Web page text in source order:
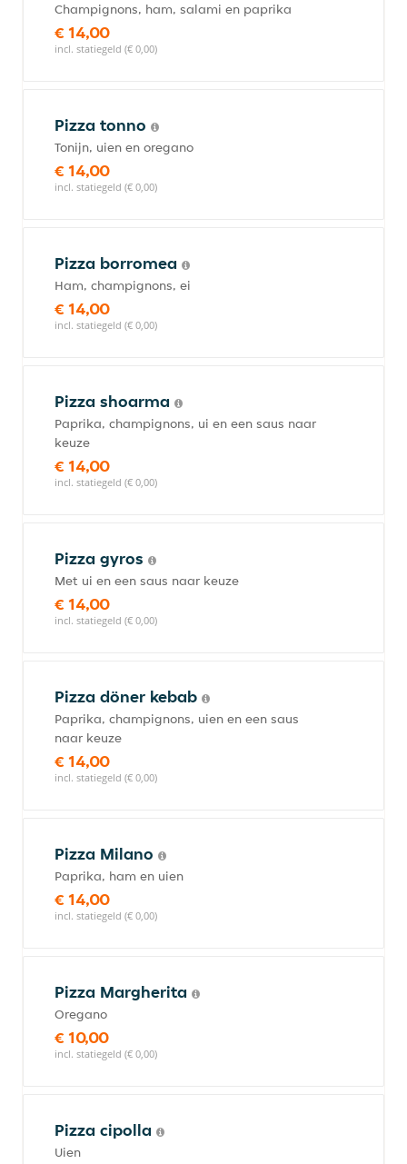
Champignons, ham, salami en paprika
€ 14,00
incl. statiegeld (€ 0,00)
Pizza tonno
Tonijn, uien en oregano
€ 14,00
incl. statiegeld (€ 0,00)
Pizza borromea
Ham, champignons, ei
€ 14,00
incl. statiegeld (€ 0,00)
Pizza shoarma
Paprika, champignons, ui en een saus naar
keuze
€ 14,00
incl. statiegeld (€ 0,00)
Pizza gyros
Met ui en een saus naar keuze
€ 14,00
incl. statiegeld (€ 0,00)
Pizza döner kebab
Paprika, champignons, uien en een saus
naar keuze
€ 14,00
incl. statiegeld (€ 0,00)
Pizza Milano
Paprika, ham en uien
€ 14,00
incl. statiegeld (€ 0,00)
Pizza Margherita
Oregano
€ 10,00
incl. statiegeld (€ 0,00)
Pizza cipolla
Uien